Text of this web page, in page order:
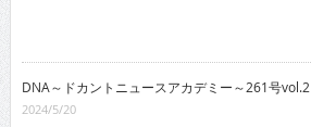
DNA～ドカントニュースアカデミー～261号vol.2
2024/5/20